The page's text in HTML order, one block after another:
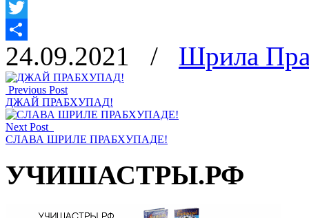
Facebook
Twitter
Отправить
24.09.2021 / Шрила
Previous Post
ДЖАЙ ПРАБХУПАД!
Next Post
СЛАВА ШРИЛЕ ПРАБХУПАДЕ!
УЧИШАСТРЫ.РФ